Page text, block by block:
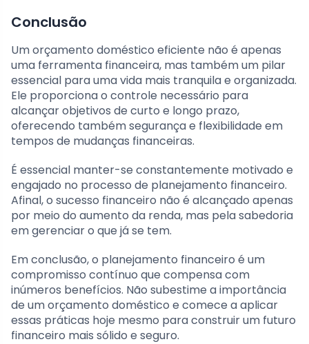
Conclusão
Um orçamento doméstico eficiente não é apenas
uma ferramenta financeira, mas também um pilar
essencial para uma vida mais tranquila e organizada.
Ele proporciona o controle necessário para
alcançar objetivos de curto e longo prazo,
oferecendo também segurança e flexibilidade em
tempos de mudanças financeiras.
É essencial manter-se constantemente motivado e
engajado no processo de planejamento financeiro.
Afinal, o sucesso financeiro não é alcançado apenas
por meio do aumento da renda, mas pela sabedoria
em gerenciar o que já se tem.
Em conclusão, o planejamento financeiro é um
compromisso contínuo que compensa com
inúmeros benefícios. Não subestime a importância
de um orçamento doméstico e comece a aplicar
essas práticas hoje mesmo para construir um futuro
financeiro mais sólido e seguro.